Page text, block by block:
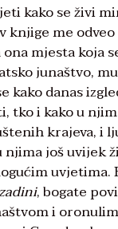
kako se živi
knjige me
mjesta koja
junaštvo,
kako danas
tko i kako u
krajeva, i
još uvijek
uvjetima.
, bogate
i